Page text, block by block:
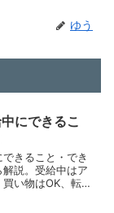
ゆう
にできるこ
きること・でき
説。受給中はア
い物はOK、転職